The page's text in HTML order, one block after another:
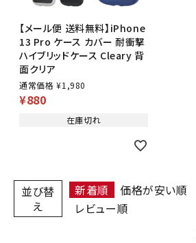
【メール便 送料無料】iPhone
13 Pro ケース カバー 耐衝撃
ハイブリッドケース Cleary 背
面クリア
通常価格 ¥1,980
¥880
在庫切れ
並び替
え
新着順 価格が安い順
レビュー順